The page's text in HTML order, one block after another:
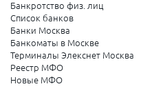
Краснодарский край
Армавир
Сочи
Банкротство физ. лиц
Список банков
Банки Москва
Банкоматы в Москве
Терминалы Элекснет Москва
Реестр МФО
Новые МФО